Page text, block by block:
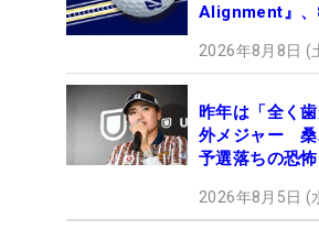
Alignment』、
2026年8月8日 (
昨年は「全く
外メジャー 桑
予選落ちの恐怖
2026年8月5日 (